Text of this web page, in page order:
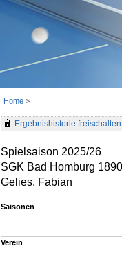
Home >
Ergebnishistorie freischalten
Spielsaison 2025/26
SGK Bad Homburg 1890
Gelies, Fabian
Saisonen
Verein